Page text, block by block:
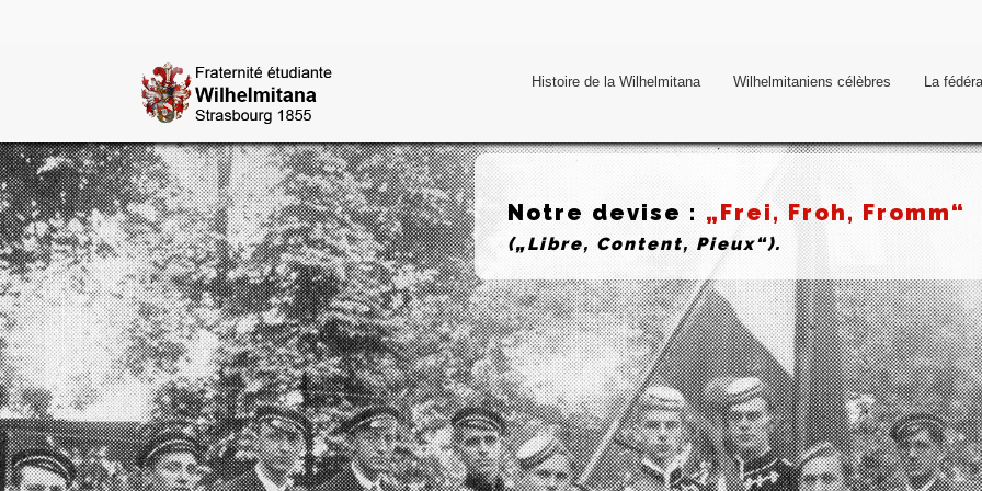
Histoire de la Wilhelmitana Wilhelmitaniens célèbres La
Notre devise :„Frei, Froh, Fromm“
(„Libre, Content, Pieux“).